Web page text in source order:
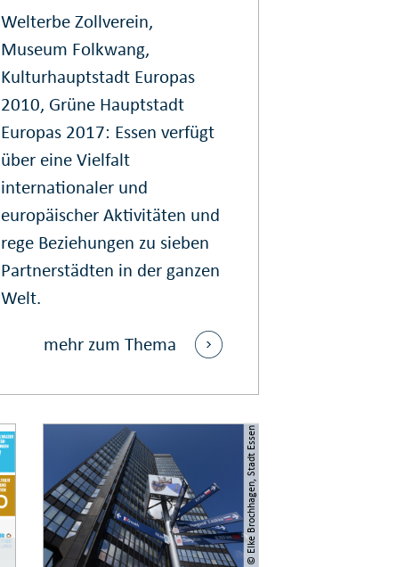
Welterbe Zollverein,
Museum Folkwang,
Kulturhauptstadt Europas
2010, Grüne Hauptstadt
Europas 2017: Essen verfügt
über eine Vielfalt
internationaler und
europäischer Aktivitäten und
rege Beziehungen zu sieben
Partnerstädten in der ganzen
Welt.
mehr zum Thema
© Elke Brochhagen, Stadt Essen